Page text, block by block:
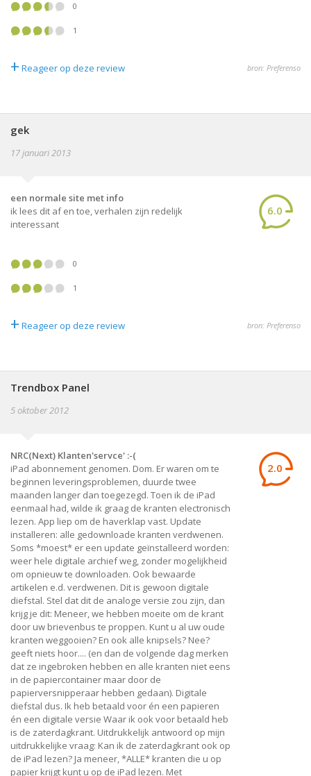
0
1
+ Reageer op deze review bron: Preferenso
gek
17 januari 2013
een normale site met info
ik lees dit af en toe, verhalen zijn redelijk
interessant
6.0
0
1
+ Reageer op deze review bron: Preferenso
Trendbox Panel
5 oktober 2012
NRC(Next) Klanten'servce' :-(
iPad abonnement genomen. Dom. Er waren om te
beginnen leveringsproblemen, duurde twee
maanden langer dan toegezegd. Toen ik de iPad
eenmaal had, wilde ik graag de kranten electronisch
lezen. App liep om de haverklap vast. Update
installeren: alle gedownloade kranten verdwenen.
Soms *moest* er een update geïnstalleerd worden:
weer hele digitale archief weg, zonder mogelijkheid
om opnieuw te downloaden. Ook bewaarde
artikelen e.d. verdwenen. Dit is gewoon digitale
diefstal. Stel dat dit de analoge versie zou zijn, dan
krijg je dit: Meneer, we hebben moeite om de krant
door uw brievenbus te proppen. Kunt u al uw oude
kranten weggooien? En ook alle knipsels? Nee?
geeft niets hoor.... (en dan de volgende dag merken
dat ze ingebroken hebben en alle kranten niet eens
in de papiercontainer maar door de
papierversnipperaar hebben gedaan). Digitale
diefstal dus. Ik heb betaald voor én een papieren
én een digitale versie Waar ik ook voor betaald heb
is de zaterdagkrant. Uitdrukkelijk antwoord op mijn
uitdrukkelijke vraag: Kan ik de zaterdagkrant ook op
de iPad lezen? Ja meneer, *ALLE* kranten die u op
papier krijgt kunt u op de iPad lezen. Met
2.0